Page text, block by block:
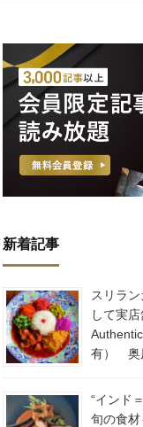
新着記事
スリラ
して実
有） 奥
“インド
旬の食